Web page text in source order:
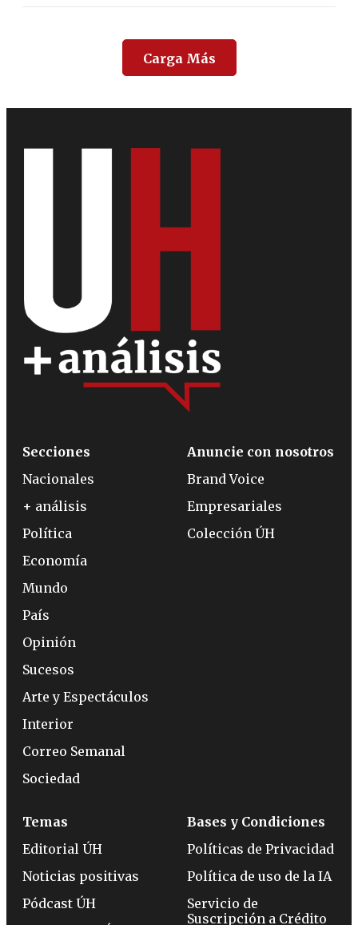
Carga Más
Secciones
Nacionales
+ análisis
Política
Economía
Mundo
País
Opinión
Sucesos
Arte y Espectáculos
Interior
Correo Semanal
Sociedad
Anuncie con nosotros
Brand Voice
Empresariales
Colección ÚH
Temas
Editorial ÚH
Noticias positivas
Pódcast ÚH
Bases y Condiciones
Políticas de Privacidad
Política de uso de la IA
Servicio de
Suscripción a Crédito